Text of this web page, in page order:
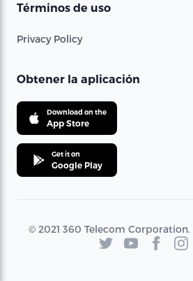
Términos de uso
Privacy Policy
Obtener la aplicación
Download on the
App Store
Get it on
Google Play
© 2021 360 Telecom